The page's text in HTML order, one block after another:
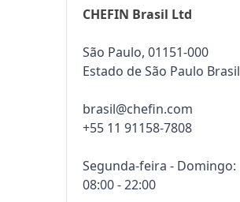
CHEFIN Brasil Ltd
São Paulo, 01151-000
Estado de São Paulo Brasil
brasil@chefin.com
+55 11 91158-7808
Segunda-feira - Domingo:
08:00 - 22:00